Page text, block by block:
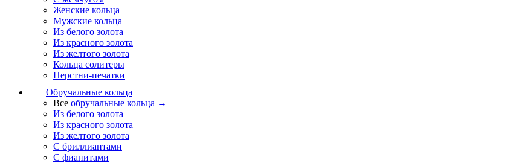
Женские кольца
Мужские кольца
Из белого золота
Из красного золота
Из желтого золота
Кольца солитеры
Перстни-печатки
Обручальные кольца
Все обручальные кольца →
Из белого золота
Из красного золота
Из желтого золота
С бриллиантами
С фианитами